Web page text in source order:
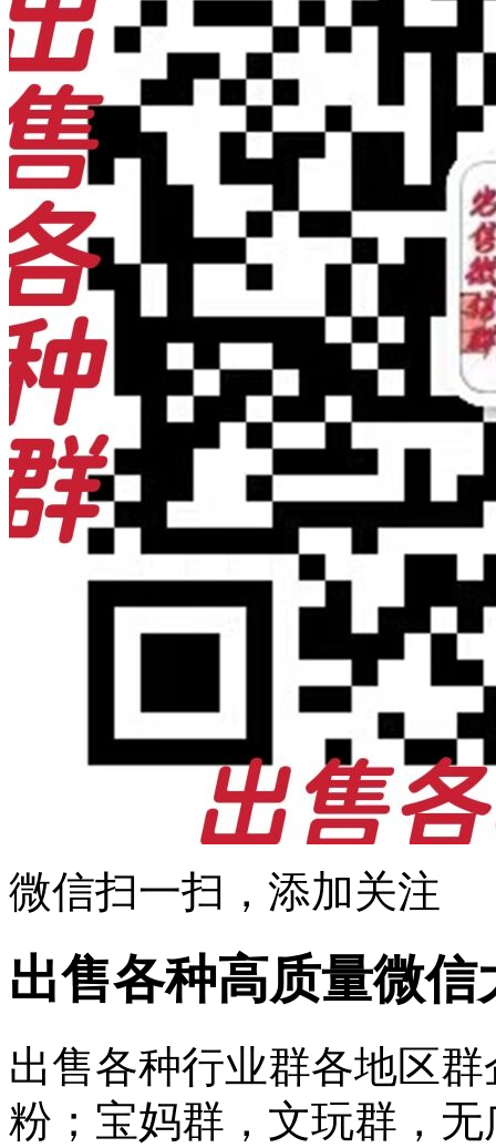
微信扫一扫，添加关注
出售各种高质量微信
出售各种行业群各地区
粉；宝妈群，文玩群，